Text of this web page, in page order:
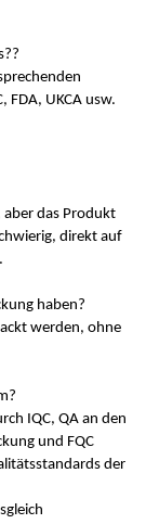
?
FDA, UKCA usw.
aber das Produkt
direkt auf
haben?
werden, ohne
IQC, QA an den
und FQC
der